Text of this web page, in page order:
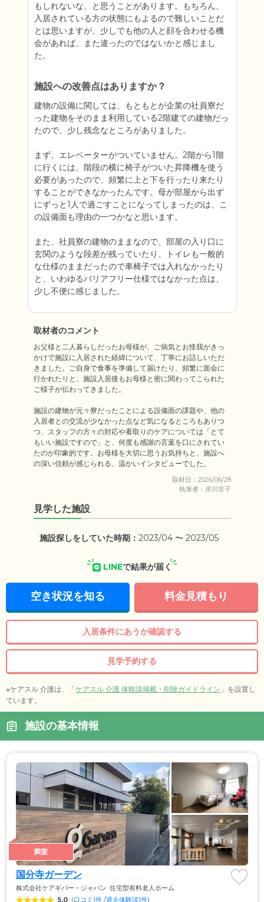
もしれないな、と思うことがあります。もちろん、
入居されている方の状態にもよるので難しいことだ
とは思いますが、少しでも他の人と顔を合わせる機
会があれば、また違ったのではないかと感じまし
た。
施設への改善点はありますか？
建物の設備に関しては、もともとが企業の社員寮だ
った建物をそのまま利用している2階建ての建物だっ
たので、少し残念なところがありました。
まず、エレベーターがついていません。2階から1階
に行くには、階段の横に椅子がついた昇降機を使う
必要があったので、頻繁に上と下を行ったり来たり
することができなかったんです。母が部屋から出ず
にずっと1人で過ごすことになってしまったのは、こ
の設備面も理由の一つかなと思います。
また、社員寮の建物のままなので、部屋の入り口に
玄関のような段差が残っていたり、トイレも一般的
な仕様のままだったので車椅子では入れなかったり
と、いわゆるバリアフリー仕様ではなかった点は、
少し不便に感じました。
取材者のコメント
お父様と二人暮らしだったお母様が、ご病気とお怪我がきっ
かけで施設に入居された経緯について、丁寧にお話しいただ
きました。ご自身で食事を準備して届けたり、頻繁に面会に
行かれたりと、施設入居後もお母様と密に関わってこられた
ご様子が伝わってきました。
施設の建物が元々寮だったことによる設備面の課題や、他の
入居者との交流が少なかった点など気になるところもありつ
つ、スタッフの方々の対応や看取りのケアについては「とて
もいい施設ですので」と、何度も感謝の言葉を口にされてい
たのが印象的です。お母様を大切に思うお気持ちと、施設へ
の深い信頼が感じられる、温かいインタビューでした。
取材日：2026/06/28
執筆者：岸川京子
見学した施設
施設探しをしていた時期： 2023/04 〜 2023/05
LINEで結果が届く
空き状況を知る 料金見積もり
入居条件にあうか確認する
見学予約する
※ケアスル 介護は、「ケアスル 介護 体験談掲載・削除ガイドライン 」を設置し
ています。
施設の基本情報
満室
国分寺ガーデン
株式会社ケアギバー・ジャパン 住宅型有料老人ホーム
5.0 (口コミ1件 /退去体験談1件)